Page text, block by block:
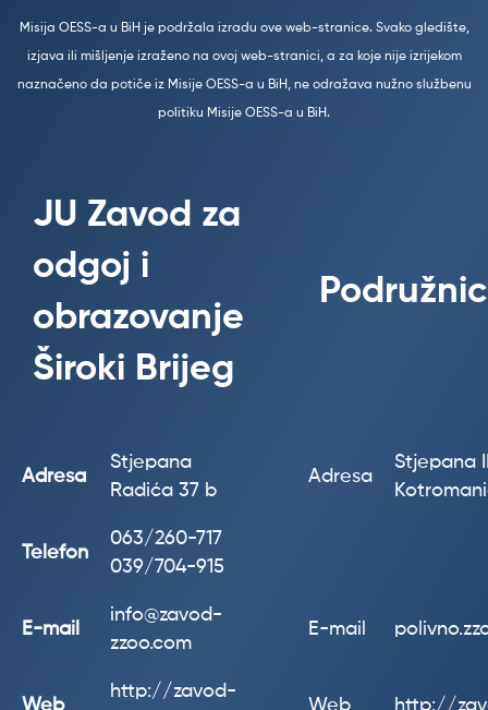
Misija OESS-a u BiH je podržala izradu ove web-stranice. Svako gledište,
izjava ili mišljenje izraženo na ovoj web-stranici, a za koje nije izrijekom
naznačeno da potiče iz Misije OESS-a u BiH, ne odražava nužno službenu
politiku Misije OESS-a u BiH.
JU Zavod za
odgoj i
obrazovanje
Široki Brijeg
Adresa
Stjepana
Radića 37 b
Adresa
Stjepana
Telefon
063/260-717
039/704-915
E-mail
info@zavod-
zzoo.com
E-mail
Web
http://zavod-
Web http://